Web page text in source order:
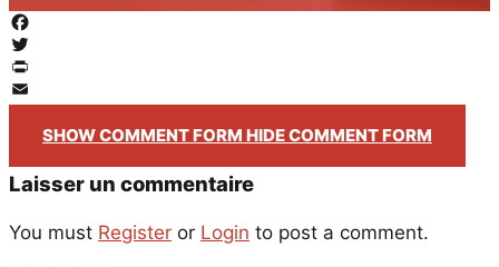
Facebook
Twitter
PrintFriendly
Email
SHOW COMMENT FORM HIDE COMMENT FORM
Laisser un commentaire
You must Register or Login to post a comment.